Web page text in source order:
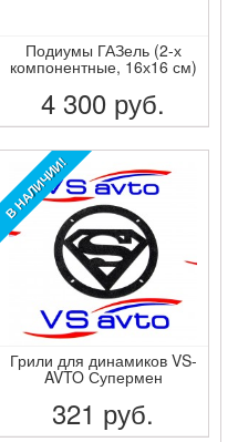
Подиумы ГАЗель (2-х
компонентные, 16х16 см)
4 300 руб.
ПОДРОБНЕЕ
В НАЛИЧИИ!
Грили для динамиков VS-
AVTO Супермен
321 руб.